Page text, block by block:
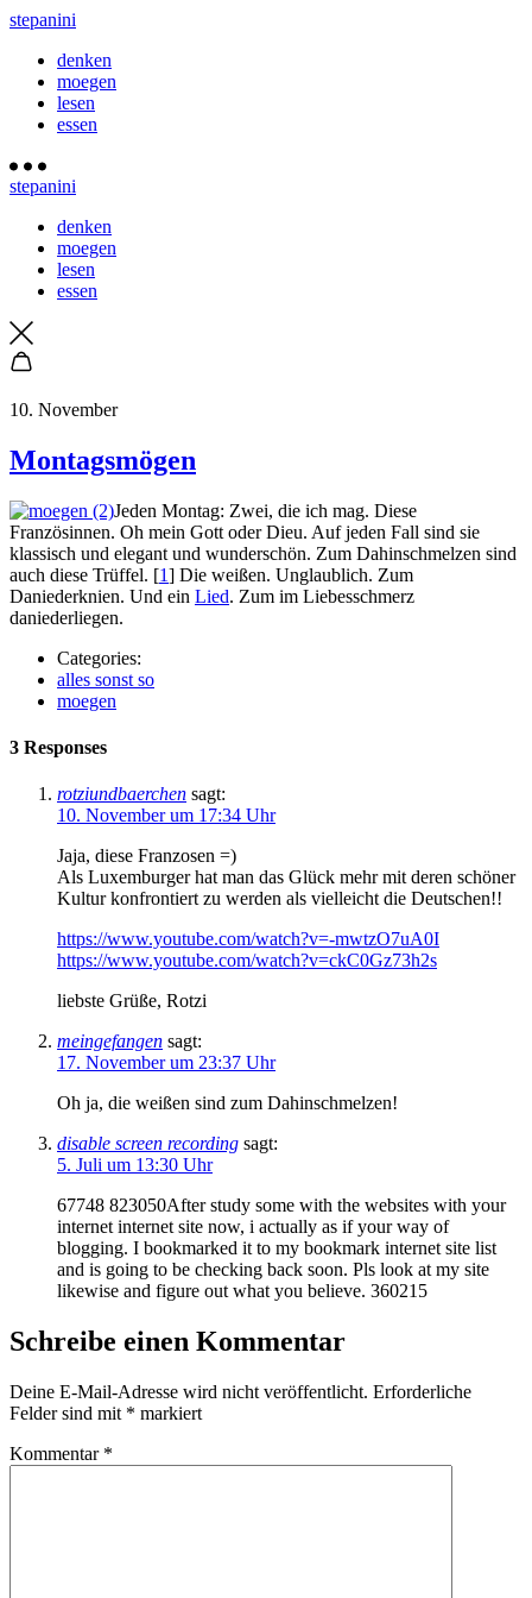
stepanini
denken
moegen
lesen
essen
stepanini
denken
moegen
lesen
essen
10. November
Montagsmögen
Jeden Montag: Zwei, die ich mag. Diese
Französinnen. Oh mein Gott oder Dieu. Auf jeden Fall sind sie
klassisch und elegant und wunderschön. Zum Dahinschmelzen sind
auch diese Trüffel. [1] Die weißen. Unglaublich. Zum
Daniederknien. Und ein Lied. Zum im Liebesschmerz
daniederliegen.
Categories:
alles sonst so
moegen
3 Responses
rotziundbaerchen sagt:
10. November um 17:34 Uhr
Jaja, diese Franzosen =)
Als Luxemburger hat man das Glück mehr mit deren schöner
Kultur konfrontiert zu werden als vielleicht die Deutschen!!
https://www.youtube.com/watch?v=-mwtzO7uA0I
https://www.youtube.com/watch?v=ckC0Gz73h2s
liebste Grüße, Rotzi
meingefangen sagt:
17. November um 23:37 Uhr
Oh ja, die weißen sind zum Dahinschmelzen!
disable screen recording sagt:
5. Juli um 13:30 Uhr
67748 823050After study some with the websites with your
internet internet site now, i actually as if your way of
blogging. I bookmarked it to my bookmark internet site list
and is going to be checking back soon. Pls look at my site
likewise and figure out what you believe. 360215
Schreibe einen Kommentar
Deine E-Mail-Adresse wird nicht veröffentlicht. Erforderliche
Felder sind mit * markiert
Kommentar *